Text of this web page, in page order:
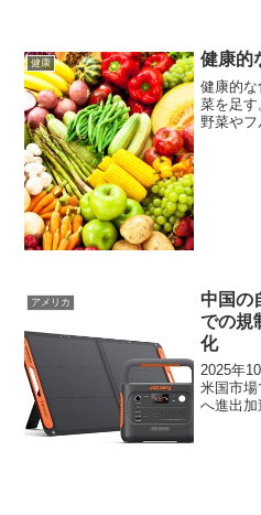
健康 健康的
健康的な
菜を足
野菜やフ
アメリカ
中国の
での規
化
2025年
米国市
へ進出